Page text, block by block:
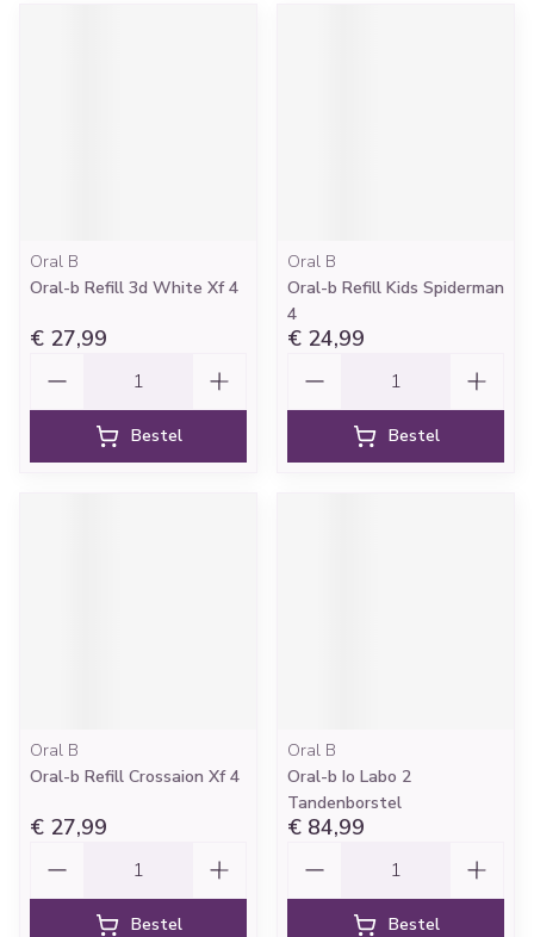
Oral B
Oral-b Refill 3d White Xf 4
€ 27,99
Bestel
Oral B
Oral-b Refill Kids Spiderman
4
€ 24,99
Bestel
Oral B
Oral-b Refill Crossaion Xf 4
€ 27,99
Bestel
Oral B
Oral-b Io Labo 2
Tandenborstel
€ 84,99
Bestel